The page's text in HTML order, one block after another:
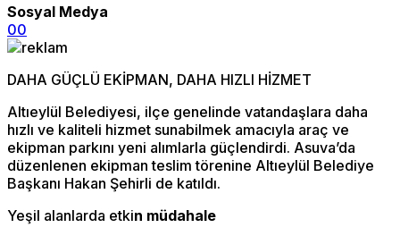
Sosyal Medya
00
DAHA GÜÇLÜ EKİPMAN, DAHA HIZLI HİZMET
Altıeylül Belediyesi, ilçe genelinde vatandaşlara daha
hızlı ve kaliteli hizmet sunabilmek amacıyla araç ve
ekipman parkını yeni alımlarla güçlendirdi. Asuva’da
düzenlenen ekipman teslim törenine Altıeylül Belediye
Başkanı Hakan Şehirli de katıldı.
Yeşil alanlarda etkin müdahale